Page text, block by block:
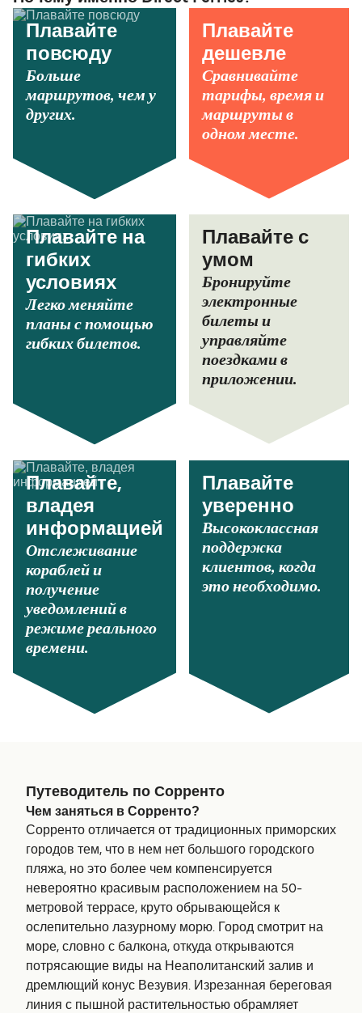
Плавайте
повсюду
Больше
маршрутов, чем у
других.
Плавайте
дешевле
Сравнивайте
тарифы, время и
маршруты в
одном месте.
Плавайте на
гибких
условиях
Легко меняйте
планы с помощью
гибких билетов.
Плавайте с
умом
Бронируйте
электронные
билеты и
управляйте
поездками в
приложении.
Плавайте,
владея
информацией
Отслеживание
кораблей и
получение
уведомлений в
режиме реального
времени.
Плавайте
уверенно
Высококлассная
поддержка
клиентов, когда
это необходимо.
Путеводитель по Сорренто
Чем заняться в Сорренто?
Сорренто отличается от традиционных приморских
городов тем, что в нем нет большого городского
пляжа, но это более чем компенсируется
невероятно красивым расположением на 50-
метровой террасе, круто обрывающейся к
ослепительно лазурному морю. Город смотрит на
море, словно с балкона, откуда открываются
потрясающие виды на Неаполитанский залив и
дремлющий конус Везувия. Изрезанная береговая
линия с пышной растительностью обрамляет